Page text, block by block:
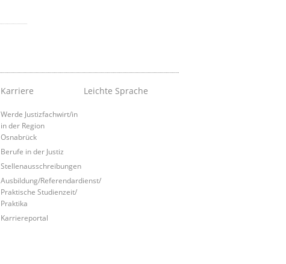
Karriere
Werde Justizfachwirt/in
in der Region
Osnabrück
Berufe in der Justiz
Stellenausschreibungen
Ausbildung/Referendardienst/
Praktische Studienzeit/
Praktika
Karriereportal
Leichte Sprache